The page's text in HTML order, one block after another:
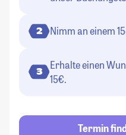
2 Nimm an einem
3
Erhalte einen
15€.
Termin